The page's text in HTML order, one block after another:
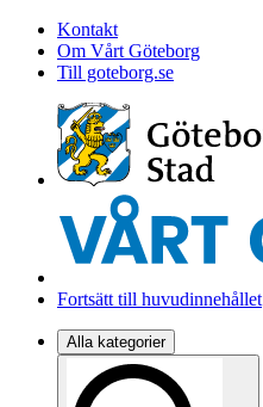
Kontakt
Om Vårt Göteborg
Till goteborg.se
Fortsätt till huvudinnehållet
Alla kategorier